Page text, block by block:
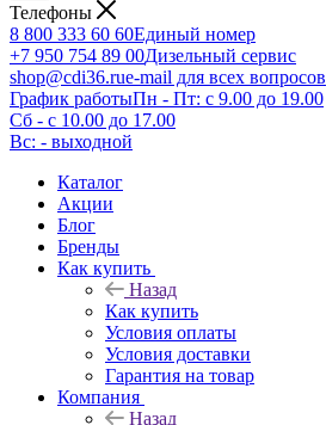
Телефоны
8 800 333 60 60Единый номер
+7 950 754 89 00Дизельный сервис
shop@cdi36.rue-mail для всех вопросов
График работыПн - Пт: с 9.00 до 19.00
Сб - с 10.00 до 17.00
Вс: - выходной
Каталог
Акции
Блог
Бренды
Как купить
Назад
Как купить
Условия оплаты
Условия доставки
Гарантия на товар
Компания
Назад